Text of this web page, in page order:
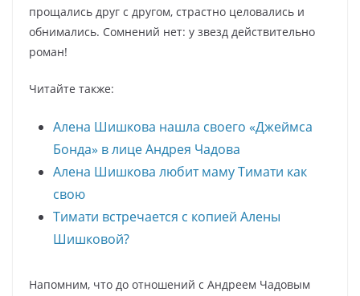
прощались друг с другом, страстно целовались и
обнимались. Сомнений нет: у звезд действительно
роман!
Читайте также:
Алена Шишкова нашла своего «Джеймса
Бонда» в лице Андрея Чадова
Алена Шишкова любит маму Тимати как
свою
Тимати встречается с копией Алены
Шишковой?
Напомним, что до отношений с Андреем Чадовым